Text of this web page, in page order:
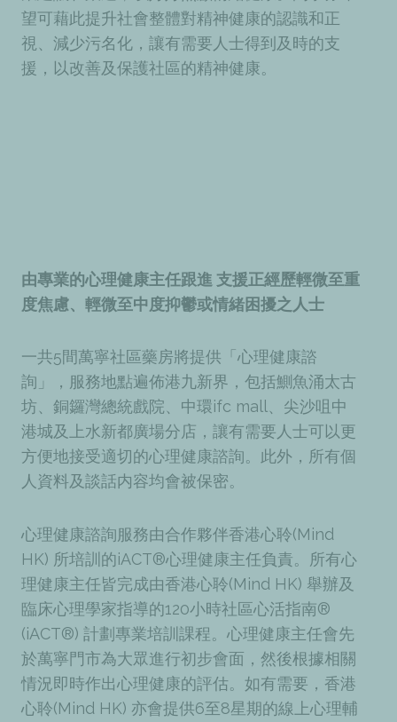
望可藉此提升社會整體對精神健康的認識和正
視、減少污名化，讓有需要人士得到及時的支
援，以改善及保護社區的精神健康。
由專業的心理健康主任跟進 支援正經歷輕微至重
度焦慮、輕微至中度抑鬱或情緒困擾之人士
一共5間萬寧社區藥房將提供「心理健康諮
詢」，服務地點遍佈港九新界，包括鰂魚涌太古
坊、銅鑼灣總統戲院、中環ifc mall、尖沙咀中
港城及上水新都廣場分店，讓有需要人士可以更
方便地接受適切的心理健康諮詢。此外，所有個
人資料及談話内容均會被保密。
心理健康諮詢服務由合作夥伴香港心聆(Mind
HK) 所培訓的iACT®心理健康主任負責。所有心
理健康主任皆完成由香港心聆(Mind HK) 舉辦及
臨床心理學家指導的120小時社區心活指南®
(iACT®) 計劃專業培訓課程。心理健康主任會先
於萬寧門市為大眾進行初步會面，然後根據相關
情況即時作出心理健康的評估。如有需要，香港
心聆(Mind HK) 亦會提供6至8星期的線上心理輔